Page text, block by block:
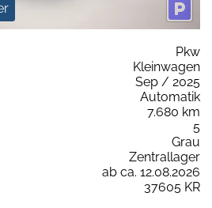
Pkw
Kleinwagen
Sep / 2025
Automatik
7.680 km
5
Grau
Zentrallager
ab ca. 12.08.2026
37605 KR